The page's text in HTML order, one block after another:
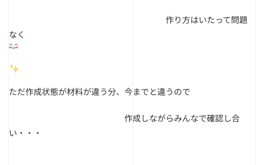
作り方はいたって問題
なく
ただ作成状態が材料が違う分、今までと違うので
作成しながらみんなで確認し合
い・・・